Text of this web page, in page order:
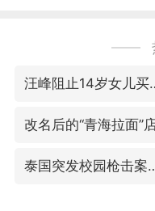
汪峰阻
改名后的“青海拉面”
泰国突发校